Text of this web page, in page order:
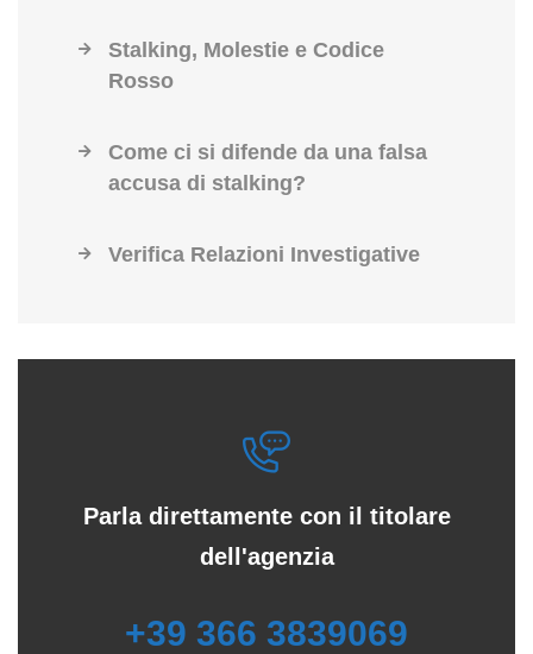
Stalking, Molestie e Codice
Rosso
Come ci si difende da una falsa
accusa di stalking?
Verifica Relazioni Investigative
Parla direttamente con il titolare
dell'agenzia
+39 366 3839069